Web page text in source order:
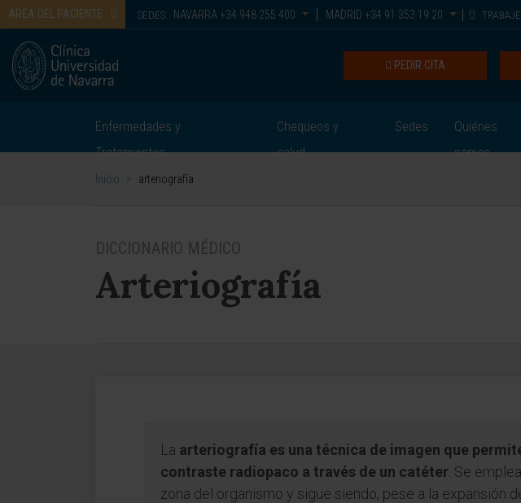
ÁREA DEL PACIENTE SEDES: NAVARRA +34 948 255 400 MADRID +34 91 353 19 20
PEDIR CITA
Enfermedades y
Tratamientos
Chequeos y
salud
Sedes
Quiénes
somos
Inicio > arteriografía
DICCIONARIO MÉDICO
Arteriografía
La arteriografía es una técnica de imagen que
contraste radiopaco a través de un catéter . Se
zona del organismo y sigue siendo, pese a la expansión